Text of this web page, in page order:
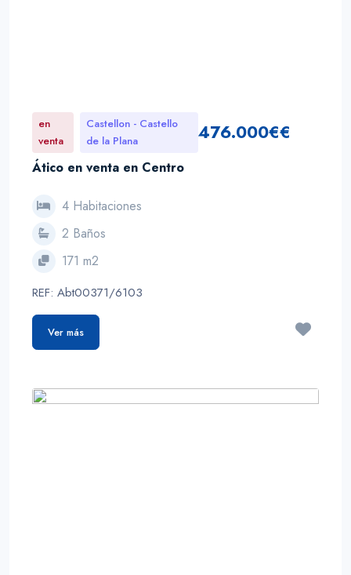
en
venta
Castellon - Castello
de la Plana
476.000€€
Ático en venta en Centro
4 Habitaciones
2 Baños
171 m2
REF: Abt00371/6103
Ver más